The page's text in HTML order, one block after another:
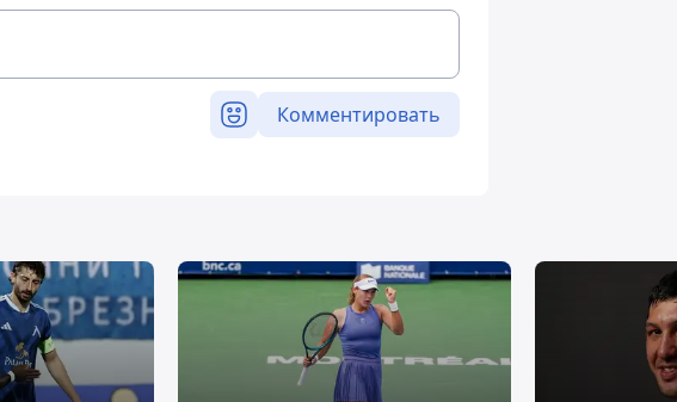
Комментировать